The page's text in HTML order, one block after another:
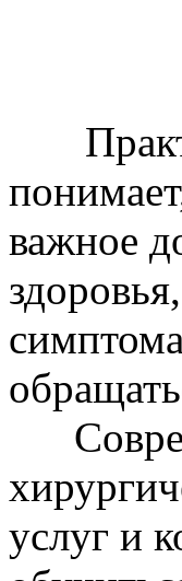
важное
услуг и